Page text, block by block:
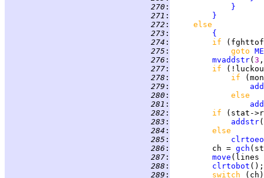
270 :
}
271 :
}
272 :
else
273 :
{
274 :
if
275 : goto
276 : mvaddstr( 3 ,
277 :
if
278 : if
279 :
280 :
else
281 :
282 : if
(stat-
283 : addstr(
284 :
else
285 :
286 :
         ch =
gch
287 : move (lines
288 :
clrtobot
289 :
switch